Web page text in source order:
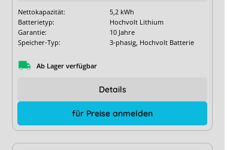
Nettokapazität:
5,2 kWh
Batterietyp:
Hochvolt Lithium
Garantie:
10 Jahre
Speicher-Typ:
3-phasig, Hochvolt Batterie
Ab Lager verfügbar
für Preise anmelden
Details